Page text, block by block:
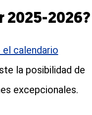
2025-2026?
calendario
la posibilidad de
excepcionales.